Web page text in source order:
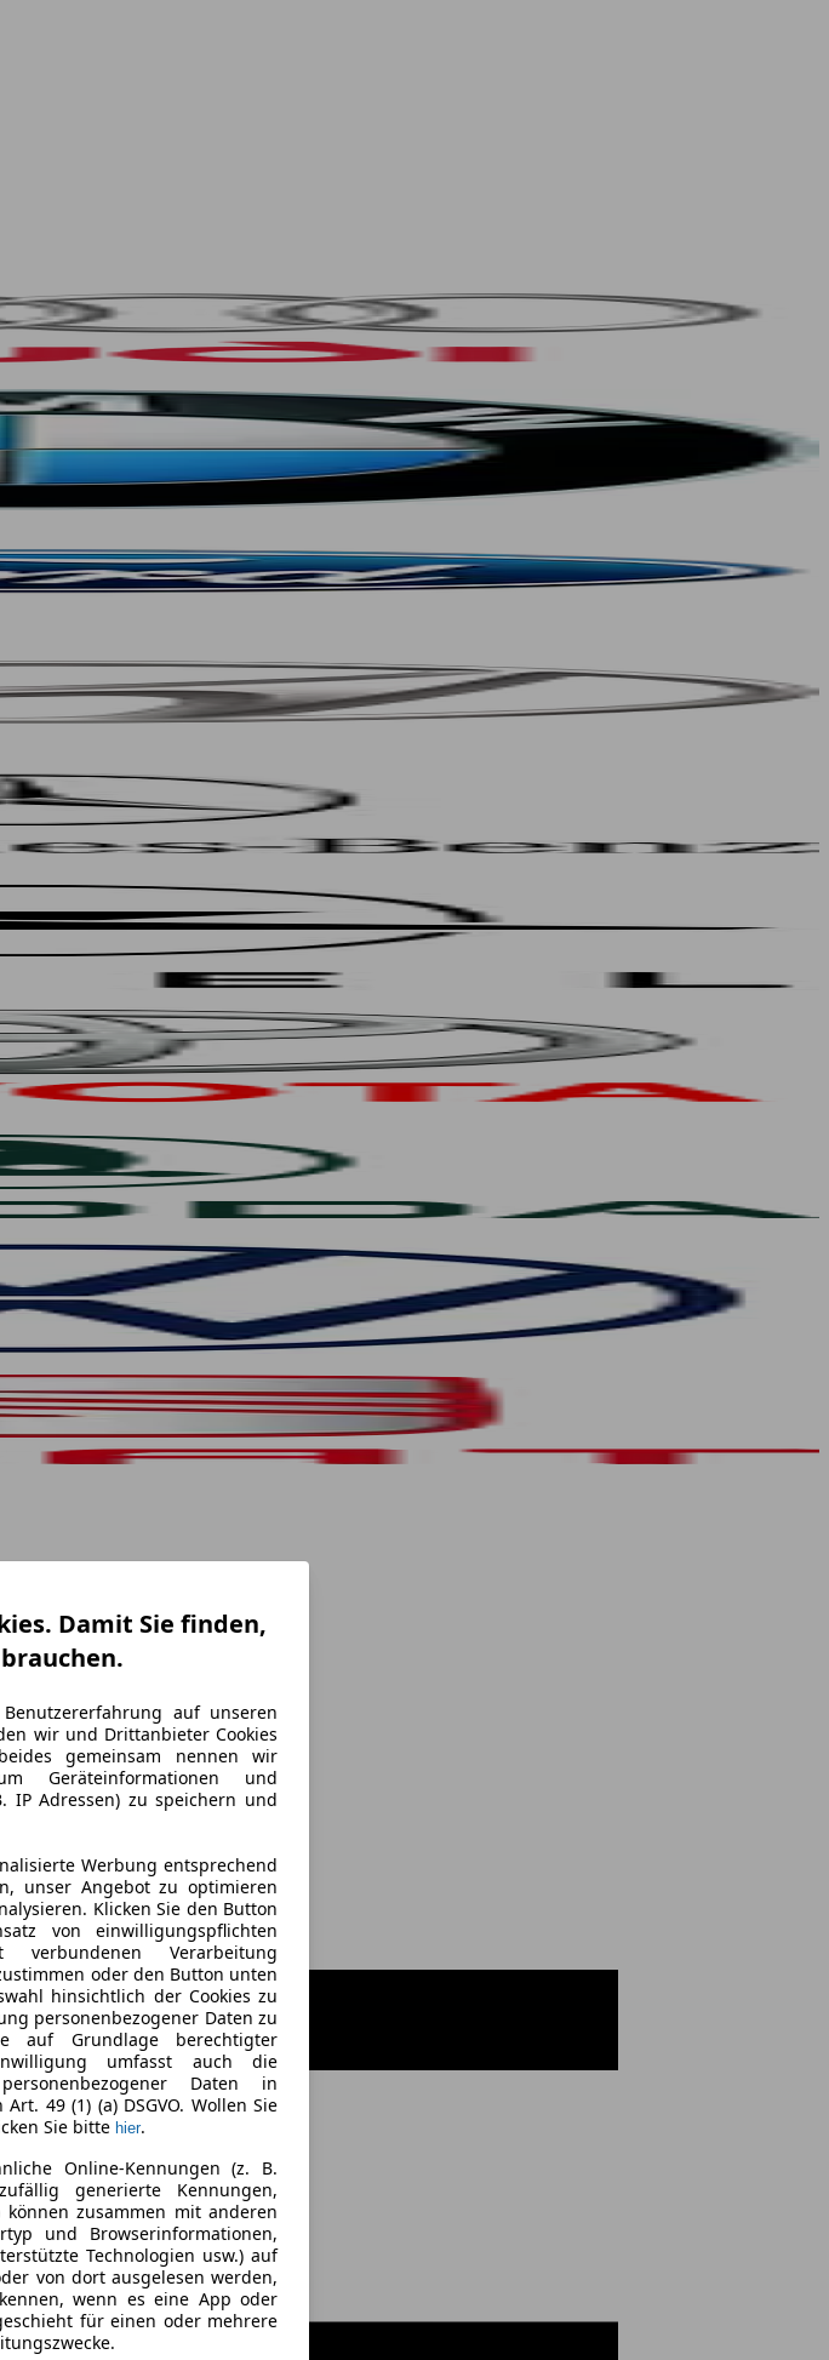
Damit Sie finden,
auf unseren
wir und Drittanbieter Cookies
gemeinsam nennen wir
Geräteinformationen und
IP Adressen) zu speichern und
Werbung entsprechend
unser Angebot zu optimieren
Klicken Sie den Button
von einwilligungspflichten
Verarbeitung
oder den Button unten
hinsichtlich der Cookies zu
personenbezogener Daten zu
auf Grundlage berechtigter
umfasst auch die
Daten in
49 (1) (a) DSGVO. Wollen Sie
Sie bitte hier.
Online-Kennungen (z. B.
generierte Kennungen,
können zusammen mit anderen
und Browserinformationen,
Technologien usw.) auf
von dort ausgelesen werden,
wenn es eine App oder
für einen oder mehrere